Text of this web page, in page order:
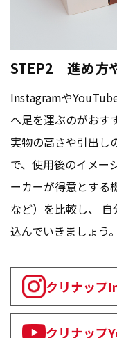
STEP2 進め方
Instagramや
へ足を運ぶのがおす
実物の高さや引出し
で、使用後のイメー
ーカーが得意とする
など）を比較し、
込んでいきましょう。
クリナップ
クリナップ